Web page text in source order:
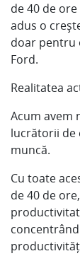
de 40 de
adus o
doar pentru
Ford.
Realitatea
Acum avem
lucrătorii de
muncă.
Cu toate
de 40 de